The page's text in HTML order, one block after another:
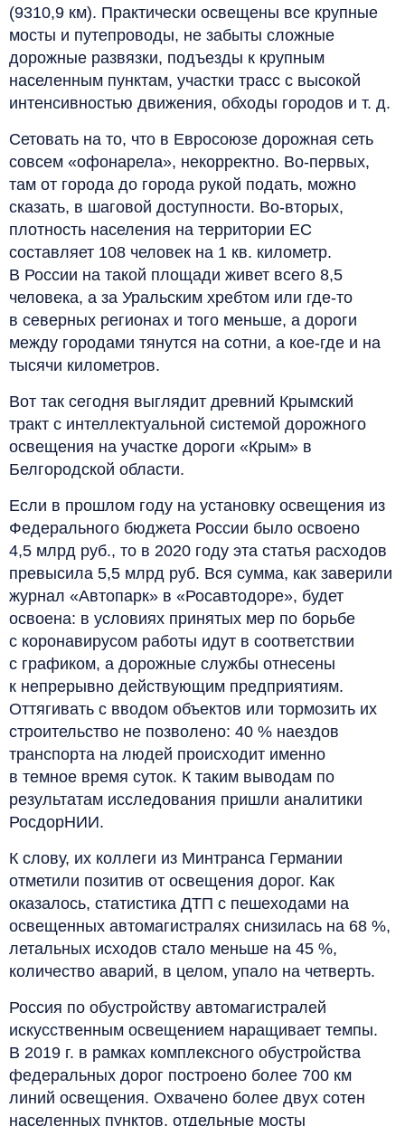
(9310,9 км). Практически освещены все крупные
мосты и путепроводы, не забыты сложные
дорожные развязки, подъезды к крупным
населенным пунктам, участки трасс с высокой
интенсивностью движения, обходы городов и т. д.
Сетовать на то, что в Евросоюзе дорожная сеть
совсем «офонарела», некорректно. Во-первых,
там от города до города рукой подать, можно
сказать, в шаговой доступности. Во-вторых,
плотность населения на территории ЕС
составляет 108 человек на 1 кв. километр.
В России на такой площади живет всего 8,5
человека, а за Уральским хребтом или где-то
в северных регионах и того меньше, а дороги
между городами тянутся на сотни, а кое-где и на
тысячи километров.
Вот так сегодня выглядит древний Крымский
тракт с интеллектуальной системой дорожного
освещения на участке дороги «Крым» в
Белгородской области.
Если в прошлом году на установку освещения из
Федерального бюджета России было освоено
4,5 млрд руб., то в 2020 году эта статья расходов
превысила 5,5 млрд руб. Вся сумма, как заверили
журнал «Автопарк» в «Росавтодоре», будет
освоена: в условиях принятых мер по борьбе
с коронавирусом работы идут в соответствии
с графиком, а дорожные службы отнесены
к непрерывно действующим предприятиям.
Оттягивать с вводом объектов или тормозить их
строительство не позволено: 40 % наездов
транспорта на людей происходит именно
в темное время суток. К таким выводам по
результатам исследования пришли аналитики
РосдорНИИ.
К слову, их коллеги из Минтранса Германии
отметили позитив от освещения дорог. Как
оказалось, статистика ДТП с пешеходами на
освещенных автомагистралях снизилась на 68 %,
летальных исходов стало меньше на 45 %,
количество аварий, в целом, упало на четверть.
Россия по обустройству автомагистралей
искусственным освещением наращивает темпы.
В 2019 г. в рамках комплексного обустройства
федеральных дорог построено более 700 км
линий освещения. Охвачено более двух сотен
населенных пунктов, отдельные мосты